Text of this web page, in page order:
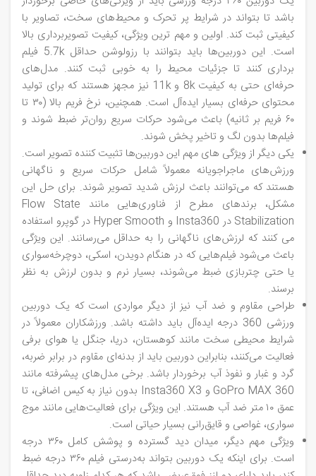
باشد تا بتواند در شرایط پر تحرک و محیط‌های سخت، تصاویر با
کیفیتی ثبت کند. اولین و مهم‌ ترین ویژگی، کیفیت تصویربرداری بالا
است. این دوربین‌ها باید بتوانند با رزولوشن حداقل 5.7k فیلم‌
برداری کنند تا جزئیات محیط را به خوبی ثبت کنند. مدل‌های
حرفه‌ای حتی به کیفیت 8k و 11k نیز مجهز هستند که برای تولید
محتوای حرفه‌ای بسیار ایده‌آل است. همچنین، نرخ فریم بالا (۳۰ تا
۶۰ فریم بر ثانیه) باعث می‌شود حرکات سریع روان‌تر ضبط شوند و
فیلم‌ها بدون لگ و تاخیر پخش شوند.
یکی دیگر از ویژگی‌ های مهم این دوربین‌ها تثبیت‌ کننده تصویر است.
ورزش‌های ماجراجویانه معمولاً شامل حرکات سریع و ناگهانی
هستند که می‌توانند باعث لرزش شدید تصویر شوند. برای حل این
مشکل، برندهای مطرح از فناوری‌هایی مانند Flow State
Stabilization در Insta360 و Hyper Smooth در گوپرو استفاده
می‌ کنند که لرزش‌های ناگهانی را به حداقل می‌رسانند. این ویژگی
باعث می‌شود فیلم‌هایی که در هنگام دویدن، اسکی، دوچرخه‌سواری
یا حتی چتربازی ضبط می‌شوند، بسیار نرم و بدون لرزش به نظر
برسند.
طراحی مقاوم و ضد آب نیز از دیگر مواردی است که یک دوربین
ورزشی 360 درجه ایده‌آل باید داشته باشد. ورزشکاران معمولاً در
شرایط محیطی سخت مانند کوهستان، دریا، جنگل یا هوای برفی
فعالیت می‌کنند، بنابراین دوربین باید از بدنه‌ای مقاوم در برابر ضربه،
گرد و غبار و نفوذ آب برخوردار باشد. برخی مدل‌های پیشرفته مانند
GoPro MAX 360 و Insta360 X3 بدون نیاز به کیس اضافی، تا
عمق ۱۰ متر ضد آب هستند. این ویژگی برای فعالیت‌هایی مانند موج‌
سواری، غواصی و قایق‌رانی بسیار حیاتی است.
ویژگی مهم دیگر، میدان دید گسترده و پوشش کامل ۳۶۰ درجه
است. برای اینکه یک دوربین بتواند به‌درستی فیلم ۳۶۰ درجه ضبط